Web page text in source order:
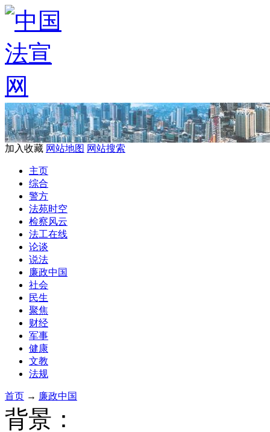
加入收藏 网站地图 网站搜索
主页
综合
警方
法苑时空
检察风云
法工在线
论谈
说法
廉政中国
社会
民生
聚焦
财经
军事
健康
文教
法规
首页 → 廉政中国
背景：